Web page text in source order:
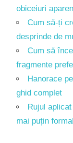
obiceiuri
Cum să-ți
desprinde de
Cum să
fragmente
Hanorace
ghid complet
Rujul
mai puțin formal